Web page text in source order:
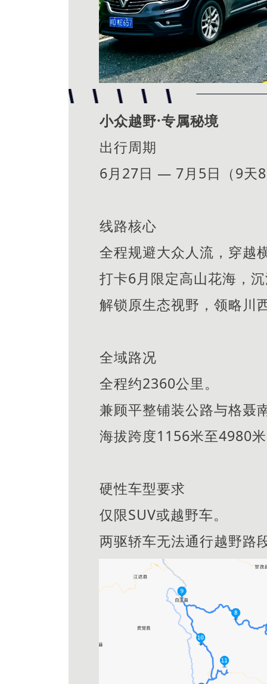
小众越野·专属秘境
出行周期
6月27日 — 7月5日（9天
线路核心
全程规避大众人流，穿越
打卡6月限定高山花海，
解锁原生态视野，领略川
全域路况
全程约2360公里。
兼顾平整铺装公路与格聂
海拔跨度1156米至4980
硬性车型要求
仅限SUV或越野车。
两驱轿车无法通行越野路